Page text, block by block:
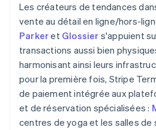
Les créateurs de tendances
vente au détail en ligne/hors-
Parkeret Glossier s'appuient
transactions aussi bien
harmonisant ainsi leurs
pour la première fois, Stripe
de paiement intégrée aux
et de réservation spécialisées :
centres de yoga et les salles de